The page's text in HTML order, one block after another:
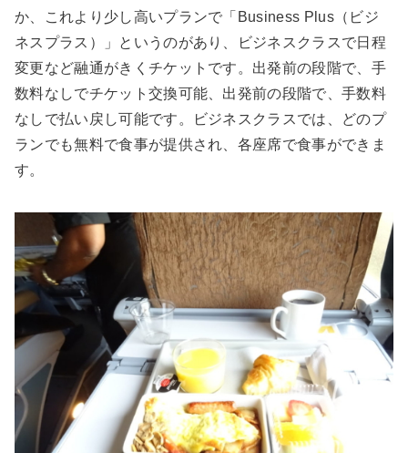
か、これより少し高いプランで「Business Plus（ビジ
ネスプラス）」というのがあり、ビジネスクラスで日程
変更など融通がきくチケットです。出発前の段階で、手
数料なしでチケット交換可能、出発前の段階で、手数料
なしで払い戻し可能です。ビジネスクラスでは、どのプ
ランでも無料で食事が提供され、各座席で食事ができま
す。